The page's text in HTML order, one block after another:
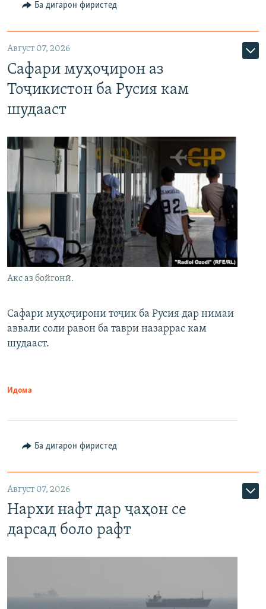
Ба дигарон фиристед
Август 07, 2026
Сафари муҳоҷирон аз
Тоҷикистон ба Русия кам
шудааст
Акс аз бойгонӣ.
Сафари муҳоҷирони тоҷик ба Русия дар нимаи
аввали соли равон ба таври назаррас кам
шудааст.
Идома
Ба дигарон фиристед
Август 07, 2026
Нархи нафт дар ҷаҳон се
дарсад боло рафт